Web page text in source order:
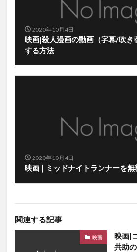
2020年10月4日
映画|殺人漫画の動画（字幕/吹き
する方法
2020年10月4日
映画❘ミッドナイトランナーを無
関連する記事
映画
映画|
共助